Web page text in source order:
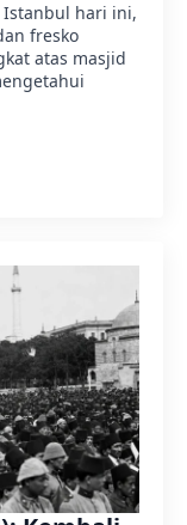
Istanbul hari ini,
fresko
atas masjid